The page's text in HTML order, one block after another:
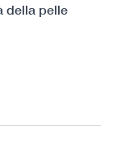
della pelle